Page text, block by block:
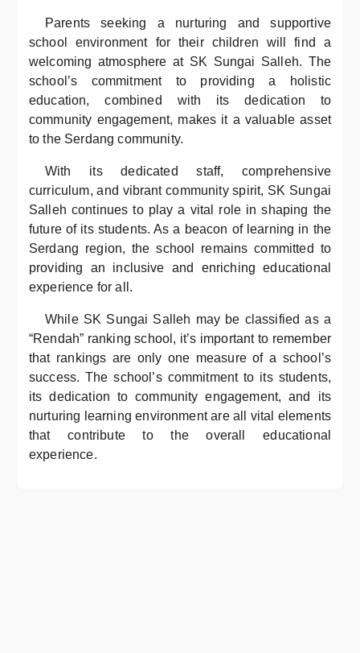
Parents seeking a nurturing and supportive
school environment for their children will find a
welcoming atmosphere at SK Sungai Salleh. The
school’s commitment to providing a holistic
education, combined with its dedication to
community engagement, makes it a valuable asset
to the Serdang community.
With its dedicated staff, comprehensive
curriculum, and vibrant community spirit, SK Sungai
Salleh continues to play a vital role in shaping the
future of its students. As a beacon of learning in the
Serdang region, the school remains committed to
providing an inclusive and enriching educational
experience for all.
While SK Sungai Salleh may be classified as a
“Rendah” ranking school, it’s important to remember
that rankings are only one measure of a school’s
success. The school’s commitment to its students,
its dedication to community engagement, and its
nurturing learning environment are all vital elements
that contribute to the overall educational
experience.